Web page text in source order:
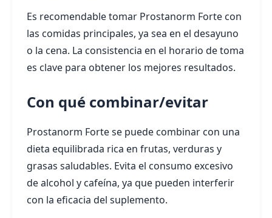
Es recomendable tomar Prostanorm Forte con
las comidas principales, ya sea en el desayuno
o la cena. La consistencia en el horario de toma
es clave para obtener los mejores resultados.
Con qué combinar/evitar
Prostanorm Forte se puede combinar con una
dieta equilibrada rica en frutas, verduras y
grasas saludables. Evita el consumo excesivo
de alcohol y cafeína, ya que pueden interferir
con la eficacia del suplemento.